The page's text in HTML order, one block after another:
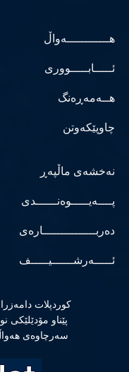
هــــــــــــەواڵ
ئـــــابـــــووری
هــەمەڕەنگ
چاوپێکەوتن
نەخشەی ماڵپەڕ
پــــەیـــــوەنــــــدی
دەربـــــــــــــــارەی
ئـــــەرشــــــیـــــف
كوردپلات
پێناو مۆدێلێكی
سەرچاوەی